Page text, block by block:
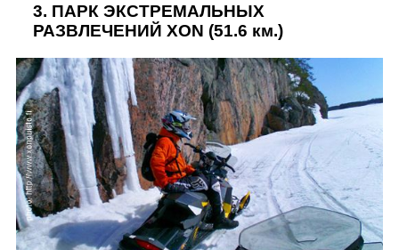
3. ПАРК ЭКСТРЕМАЛЬНЫХ
РАЗВЛЕЧЕНИЙ XON (51.6 км.)